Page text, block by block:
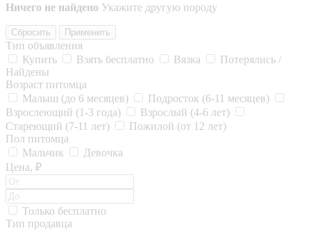
Ничего не найдено Укажите другую породу
Сбросить Применить
Тип объявления
Купить
Взять бесплатно Вязка
Потерялись /
Найдены
Возраст питомца
Малыш (до 6 месяцев)
Подросток (6-11 месяцев)
Взрослеющий (1-3 года)
Взрослый (4-6 лет)
Стареющий (7-11 лет)
Пожилой (от 12 лет)
Пол питомца
Мальчик
Девочка
Цена, ₽
Только бесплатно
Тип продавца